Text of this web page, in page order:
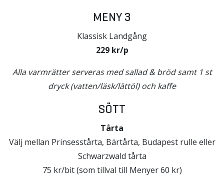
MENY 3
Klassisk Landgång
229 kr/p
Alla varmrätter serveras med sallad & brödsamt 1 st
dryck (vatten/läsk/lättöl) och kaffe
SÖTT
Tårta
Välj mellan Prinsesstårta, Bärtårta, Budapest rulle eller
Schwarzwald tårta
75 kr/bit (som tillval till Menyer 60 kr)